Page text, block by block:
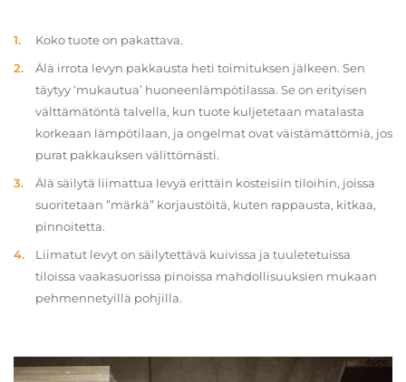
Koko tuote on pakattava.
Älä irrota levyn pakkausta heti toimituksen jälkeen. Sen
täytyy ‘mukautua’ huoneenlämpötilassa. Se on erityisen
välttämätöntä talvella, kun tuote kuljetetaan matalasta
korkeaan lämpötilaan, ja ongelmat ovat väistämättömiä, jos
purat pakkauksen välittömästi.
Älä säilytä liimattua levyä erittäin kosteisiin tiloihin, joissa
suoritetaan ”märkä” korjaustöitä, kuten rappausta, kitkaa,
pinnoitetta.
Liimatut levyt on säilytettävä kuivissa ja tuuletetuissa
tiloissa vaakasuorissa pinoissa mahdollisuuksien mukaan
pehmennetyillä pohjilla.